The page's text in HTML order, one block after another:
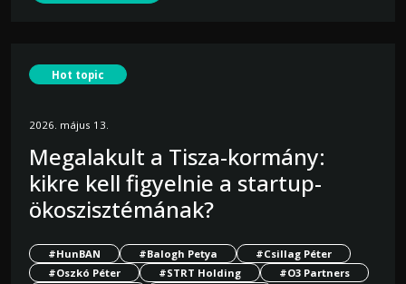
Hot topic
2026. május 13.
Megalakult a Tisza-kormány:
kikre kell figyelnie a startup-
ökoszisztémának?
#HunBAN #Balogh Petya
#Csillag Péter
#Oszkó Péter
#STRT Holding
#O3 Partners